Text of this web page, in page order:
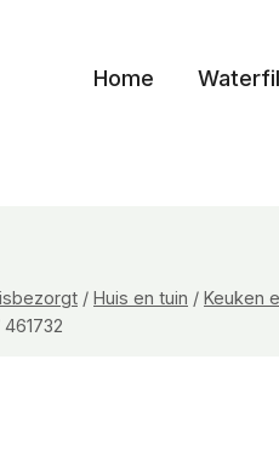
Home
/ Huis en tuin / Keuken